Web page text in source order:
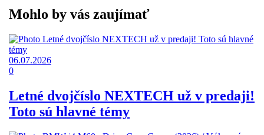
Mohlo by vás zaujímať
06.07.2026
0
Letné dvojčíslo NEXTECH už v predaji!
Toto sú hlavné témy